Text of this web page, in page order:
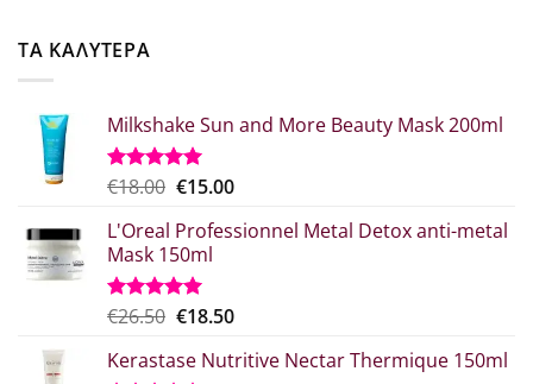
ΤΑ ΚΑΛΥΤΕΡΑ
Milkshake Sun and More Beauty Mask 200ml
Βαθμολογήθηκε
από 5
€18.00 Original
was:
€18.00.
€15.00Η
τιμή
L'Oreal Professionnel Metal Detox anti-metal
Mask 150ml
Βαθμολογήθηκε
από 5
€26.50 Original
was:
€18.50Η
τιμή
Kerastase Nutritive Nectar Thermique 150ml